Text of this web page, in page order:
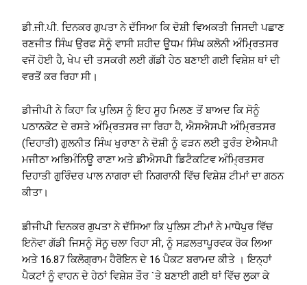
ਡੀ.ਜੀ.ਪੀ. ਦਿਨਕਰ ਗੁਪਤਾ ਨੇ ਦੱਸਿਆ ਕਿ ਦੋਸ਼ੀ ਵਿਅਕਤੀ ਜਿਸਦੀ ਪਛਾਣ
ਰਣਜੀਤ ਸਿੰਘ ਉਰਫ ਸੋਨੂੰ ਵਾਸੀ ਸ਼ਹੀਦ ਊਧਮ ਸਿੰਘ ਕਲੋਨੀ ਅੰਮ੍ਰਿਤਸਰ
ਵਜੋਂ ਹੋਈ ਹੈ, ਖੇਪ ਦੀ ਤਸਕਰੀ ਲਈ ਗੱਡੀ ਹੇਠ ਬਣਾਈ ਗਈ ਵਿਸ਼ੇਸ਼ ਥਾਂ ਦੀ
ਵਰਤੋਂ ਕਰ ਰਿਹਾ ਸੀ।
ਡੀਜੀਪੀ ਨੇ ਕਿਹਾ ਕਿ ਪੁਲਿਸ ਨੂੰ ਇਹ ਸੂਹ ਮਿਲਣ ਤੋਂ ਬਾਅਦ ਕਿ ਸੋਨੂੰ
ਪਠਾਨਕੋਟ ਦੇ ਰਸਤੇ ਅੰਮ੍ਰਿਤਸਰ ਜਾ ਰਿਹਾ ਹੈ, ਐਸਐਸਪੀ ਅੰਮ੍ਰਿਤਸਰ
(ਦਿਹਾਤੀ) ਗੁਲਨੀਤ ਸਿੰਘ ਖੁਰਾਣਾ ਨੇ ਦੋਸ਼ੀ ਨੂੰ ਫੜਨ ਲਈ ਤੁਰੰਤ ਏਐਸਪੀ
ਮਜੀਠਾ ਅਭਿਮੰਨਿਊ ਰਾਣਾ ਅਤੇ ਡੀਐਸਪੀ ਡਿਟੈਕਟਿਵ ਅੰਮ੍ਰਿਤਸਰ
ਦਿਹਾਤੀ ਗੁਰਿੰਦਰ ਪਾਲ ਨਾਗਰਾ ਦੀ ਨਿਗਰਾਨੀ ਵਿੱਚ ਵਿਸ਼ੇਸ਼ ਟੀਮਾਂ ਦਾ ਗਠਨ
ਕੀਤਾ।
ਡੀਜੀਪੀ ਦਿਨਕਰ ਗੁਪਤਾ ਨੇ ਦੱਸਿਆ ਕਿ ਪੁਲਿਸ ਟੀਮਾਂ ਨੇ ਮਾਧੋਪੁਰ ਵਿੱਚ
ਇਨੋਵਾ ਗੱਡੀ ਜਿਸਨੂੰ ਸੋਨੂ ਚਲਾ ਰਿਹਾ ਸੀ, ਨੂੰ ਸਫ਼ਲਤਾਪੂਰਵਕ ਰੋਕ ਲਿਆ
ਅਤੇ 16.87 ਕਿਲੋਗ੍ਰਾਮ ਹੈਰੋਇਨ ਦੇ 16 ਪੈਕਟ ਬਰਾਮਦ ਕੀਤੇ । ਇਨ੍ਹਾਂ
ਪੈਕਟਾਂ ਨੂੰ ਵਾਹਨ ਦੇ ਹੇਠਾਂ ਵਿਸ਼ੇਸ਼ ਤੌਰ `ਤੇ ਬਣਾਈ ਗਈ ਥਾਂ ਵਿੱਚ ਲੁਕਾ ਕੇ